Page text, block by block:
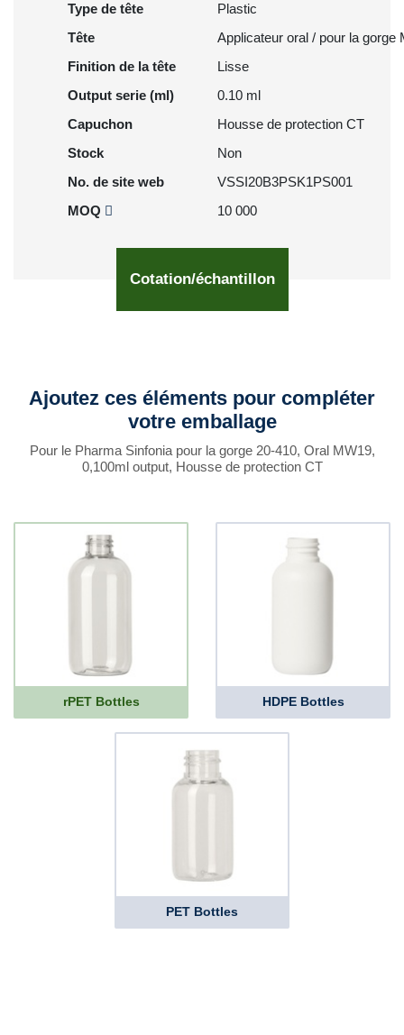
Type de tête
Plastic
Tête
Applicateur oral / pour la gorge
Finition de la tête
Lisse
Output serie (ml)
0.10 ml
Capuchon
Housse de protection CT
Stock
Non
No. de site web
VSSI20B3PSK1PS001
MOQ
10 000
Cotation/échantillon
Ajoutez ces éléments pour compléter
votre emballage
Pour le Pharma Sinfonia pour la gorge 20-410, Oral MW19,
0,100ml output, Housse de protection CT
rPET Bottles HDPE Bottles
PET Bottles